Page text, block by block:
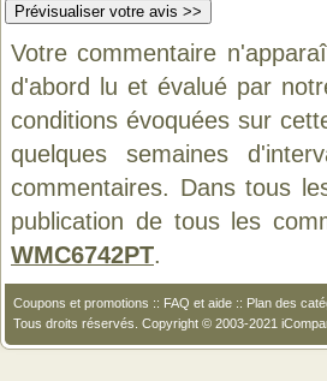
Votre commentaire
d'abord lu et évalué par
conditions évoquées sur
quelques semaines
commentaires. Dans tous
publication de tous les
WMC6742PT.
Coupons et promotions :: FAQ et aide :: Plan des
Tous droits réservés. Copyright © 2003-2021